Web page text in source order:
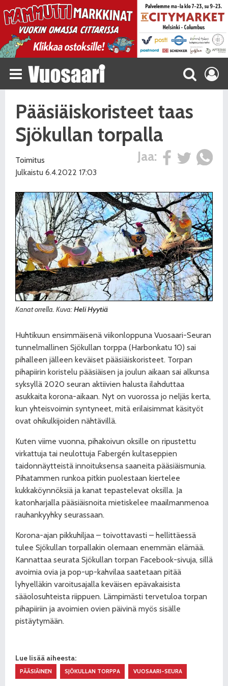
Pääsiäiskoristeet taas
Sjökullan torpalla
Jaa:
Toimitus
Julkaistu 6.4.2022 17:03
Kanat orrella. Kuva:Heli Hyytiä
Huhtikuun ensimmäisenä viikonloppuna Vuosaari-Seuran
tunnelmallinen Sjökullan torppa (Harbonkatu 10) sai
pihalleen jälleen keväiset pääsiäiskoristeet. Torpan
pihapiirin koristelu pääsiäisen ja joulun aikaan sai alkunsa
syksyllä 2020 seuran aktiivien halusta ilahduttaa
asukkaita korona-aikaan. Nyt on vuorossa jo neljäs kerta,
kun yhteisvoimin syntyneet, mitä erilaisimmat käsityöt
ovat ohikulkijoiden nähtävillä.
Kuten viime vuonna, pihakoivun oksille on ripustettu
virkattuja tai neulottuja Fabergén kultaseppien
taidonnäytteistä innoituksensa saaneita pääsiäismunia.
Pihatammen runkoa pitkin puolestaan kiertelee
kukkaköynnöksiä ja kanat tepastelevat oksilla. Ja
katonharjalla pääsiäisnoita mietiskelee maailmanmenoa
rauhankyyhky seurassaan.
Korona-ajan pikkuhiljaa – toivottavasti – hellittäessä
tulee Sjökullan torpallakin olemaan enemmän elämää.
Kannattaa seurata Sjökullan torpan Facebook-sivuja, sillä
avoimia ovia ja pop-up-kahvilaa saatetaan pitää
lyhyelläkin varoitusajalla keväisen epävakaisista
sääolosuhteista riippuen. Lämpimästi tervetuloa torpan
pihapiiriin ja avoimien ovien päivinä myös sisälle
pistäytymään.
Lue lisää aiheesta:
PÄÄSIÄINEN SJÖKULLAN TORPPA VUOSAARI-SEURA